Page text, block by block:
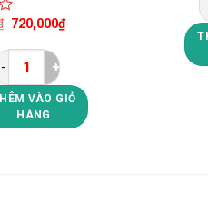
Giá
là:
1,033,000₫.
720,000₫Giá
hiện
Omega 3 Amway 60 viên -
VÀO GIỎ
HÀNG